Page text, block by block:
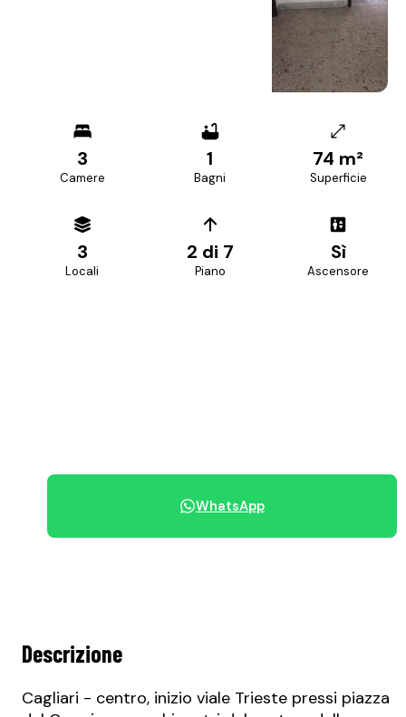
3
Camere
1
Bagni
74 m²
Superficie
3
Locali
2 di 7
Piano
Sì
Ascensore
WhatsApp
Descrizione
Cagliari - centro, inizio viale Trieste pressi piazza